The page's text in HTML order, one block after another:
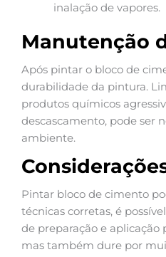
inalação de vapores.
Manutenção
Após pintar o bloco de
durabilidade da pintura.
produtos químicos
descascamento, pode ser
ambiente.
Pintar bloco de cimento
técnicas corretas, é
de preparação e
mas também dure por